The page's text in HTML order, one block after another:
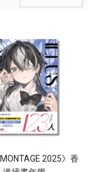
2025》香